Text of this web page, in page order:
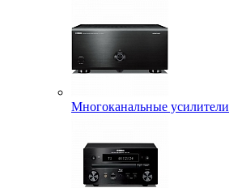
Многоканальные усилители